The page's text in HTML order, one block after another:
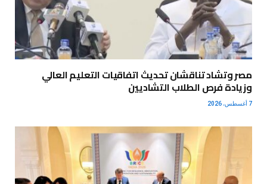
مصر وتشاد تناقشان تحديث اتفاقيات التعليم العالي
وزيادة فرص الطلاب التشاديين
7 أغسطس، 2026